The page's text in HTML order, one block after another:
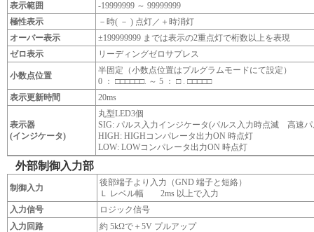
表示範囲
-19999999 ～ 99999999
極性表示
－時( － ) 点灯／＋時消灯
オーバー表示
±199999999 までは表示の2重点灯で桁数以上を表現
ゼロ表示
リーディングゼロサプレス
小数点位置
半固定（小数点位置はプルグラムモードにて設定）
0 ： □□□□□□. ～ 5 ： □ . □□□□□
表示更新時間
20ms
表示器
(インジケータ)
丸型LED3個
SIG: パルス入力インジケータ(パルス入力時点滅 高速
HIGH: HIGHコンパレータ出力ON 時点灯
LOW: LOWコンパレータ出力ON 時点灯
外部制御入力部
制御入力
後部端子より入力（GND 端子と短絡）
Ｌ レベル幅 2ms 以上で入力
入力信号
ロジック信号
入力回路
約 5kΩで＋5V プルアップ